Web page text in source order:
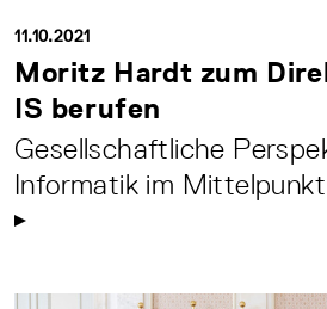
11.10.2021
Moritz Hardt zum
IS berufen
Gesellschaftliche
Informatik im